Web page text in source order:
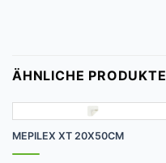
ÄHNLICHE PRODUKTE
MEPILEX XT 20X50CM